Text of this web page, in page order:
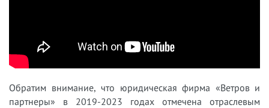
Обратим внимание, что юридическая фирма «Ветров и
партнеры» в 2019-2023 годах отмечена отраслевым